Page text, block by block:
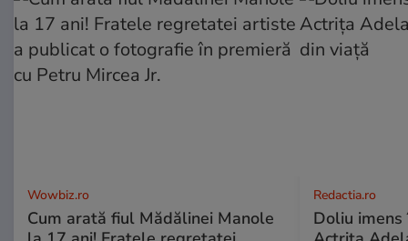
Wowbiz.ro
Cum arată fiul Mădălinei Manole
Redactia.ro
Doliu